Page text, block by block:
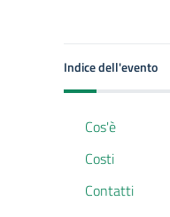
Indice dell'evento
Cos'è
Costi
Contatti